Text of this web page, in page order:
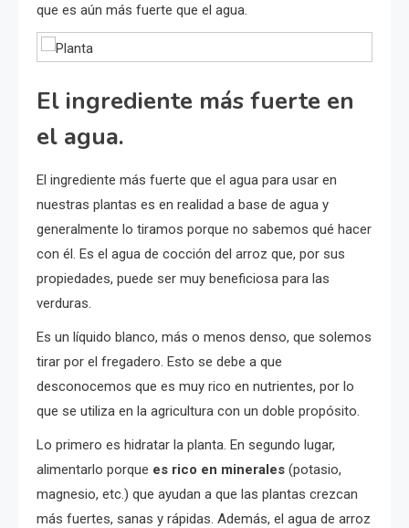
que es aún más fuerte que el agua.
El ingrediente más fuerte en
el agua.
El ingrediente más fuerte que el agua para usar en
nuestras plantas es en realidad a base de agua y
generalmente lo tiramos porque no sabemos qué hacer
con él. Es el agua de cocción del arroz que, por sus
propiedades, puede ser muy beneficiosa para las
verduras.
Es un líquido blanco, más o menos denso, que solemos
tirar por el fregadero. Esto se debe a que
desconocemos que es muy rico en nutrientes, por lo
que se utiliza en la agricultura con un doble propósito.
Lo primero es hidratar la planta. En segundo lugar,
alimentarlo porque es rico en minerales (potasio,
magnesio, etc.) que ayudan a que las plantas crezcan
más fuertes, sanas y rápidas. Además, el agua de arroz